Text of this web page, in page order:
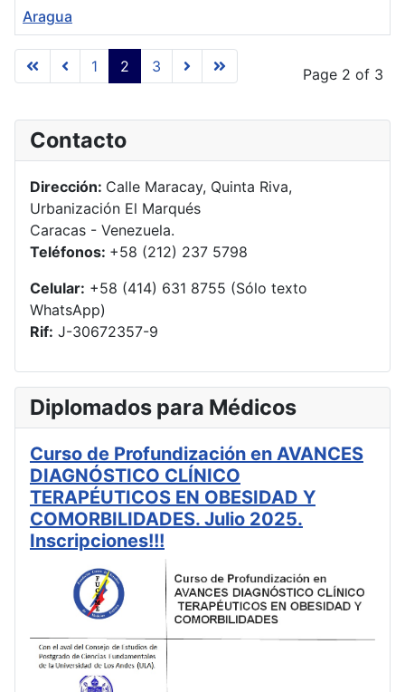
Articles
Aragua
Page 2 of 3
1 2 3
Contacto
Dirección: Calle Maracay, Quinta Riva,
Urbanización El Marqués
Caracas - Venezuela.
Teléfonos: +58 (212) 237 5798
Celular: +58 (414) 631 8755 (Sólo texto
WhatsApp)
Rif: J-30672357-9
Diplomados para Médicos
Curso de Profundización en AVANCES
DIAGNÓSTICO CLÍNICO
TERAPÉUTICOS EN OBESIDAD Y
COMORBILIDADES. Julio 2025.
Inscripciones!!!